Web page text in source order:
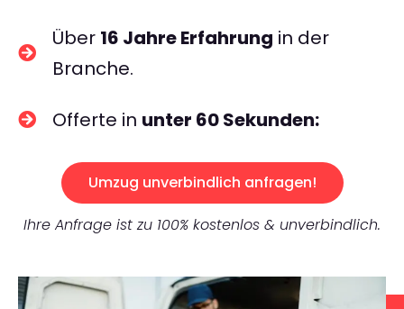
Über 16 Jahre Erfahrung in der
Branche.
Offerte in unter 60 Sekunden:
Umzug unverbindlich anfragen!
Ihre Anfrage ist zu 100% kostenlos & unverbindlich.